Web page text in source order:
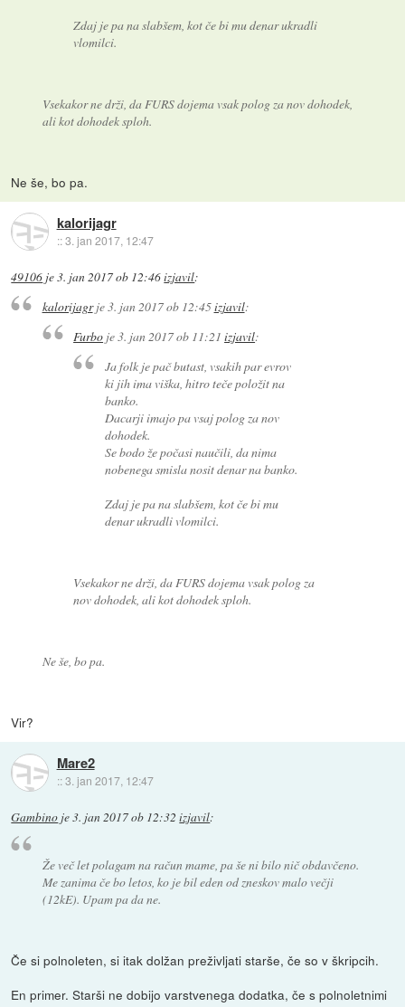
Zdaj je pa na slabšem, kot če bi mu denar ukradli
vlomilci.
Vsekakor ne drži, da FURS dojema vsak polog za nov dohodek,
ali kot dohodek sploh.
Ne še, bo pa.
kalorijagr
::3. jan 2017, 12:47
49106 je3. jan 2017 ob 12:46izjavil:
kalorijagrje3. jan 2017 ob 12:45izjavil:
Furbo je3. jan 2017 ob 11:21 izjavil:
Ja folk je pač butast, vsakih par evrov
ki jih ima viška, hitro teče položit na
banko.
Dacarji imajo pa vsaj polog za nov
dohodek.
Se bodo že počasi naučili, da nima
nobenega smisla nosit denar na banko.
Zdaj je pa na slabšem, kot če bi mu
denar ukradli vlomilci.
Vsekakor ne drži, da FURS dojema vsak polog za
nov dohodek, ali kot dohodek sploh.
Ne še, bo pa.
Vir?
Mare2
::3. jan 2017, 12:47
Gambino je3. jan 2017 ob 12:32 izjavil:
Že več let polagam na račun mame, pa še ni bilo nič obdavčeno.
Me zanima če bo letos, ko je bil eden od zneskov malo večji
(12kE). Upam pa da ne.
Če si polnoleten, si itak dolžan preživljati starše, če so v škripcih.
En primer. Starši ne dobijo varstvenega dodatka, če s polnoletnimi